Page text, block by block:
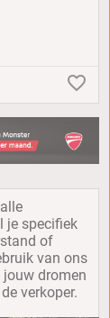
je specifiek
of
van ons
jouw dromen
verkoper.